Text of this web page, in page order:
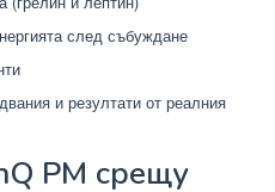
след събуждане
и резултати от реалния
PM срещу